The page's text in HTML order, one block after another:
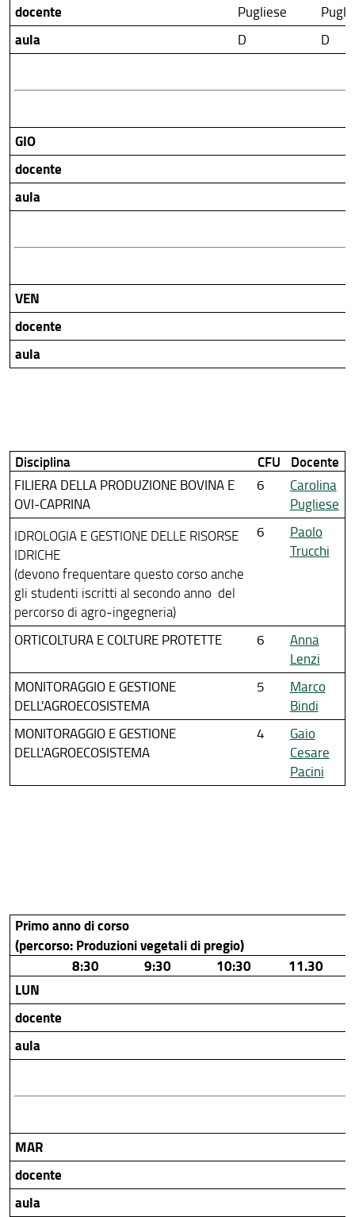
docente Pugliese
aula D D
GIO
docente
aula
VEN
docente
aula
Disciplina CFU Docente
FILIERA DELLA PRODUZIONE BOVINA E
OVI-CAPRINA
6
Carolina
Pugliese
IDROLOGIA E GESTIONE DELLE RISORSE
IDRICHE
(devono frequentare questo corso anche
gli studenti iscritti al secondo anno del
percorso di agro-ingegneria)
6
Paolo
Trucchi
ORTICOLTURA E COLTURE PROTETTE 6
Anna
Lenzi
MONITORAGGIO E GESTIONE
DELL'AGROECOSISTEMA
5
Marco
Bindi
MONITORAGGIO E GESTIONE
DELL'AGROECOSISTEMA
4
Gaio
Cesare
Pacini
Primo anno di corso
(percorso: Produzioni vegetali di pregio)
8:30
9:30 10:30
11.30
LUN
docente
aula
MAR
docente
aula